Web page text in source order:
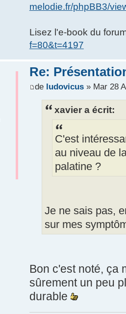
melodie.fr/phpBB3/
Lisez l'e-book du
f=80&t=4197
Re:
de ludovicus» Mar 28
xavier a écrit:
C'est
au niveau de
palatine ?
Je ne sais pas,
sur mes
Bon c'est noté, ça
sûrement un peu
durable